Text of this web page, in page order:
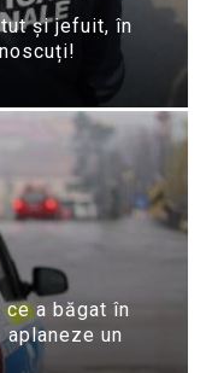
și jefuit, în
ce a băgat în
un